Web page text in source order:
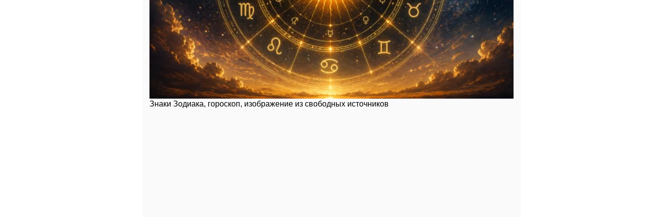
Знаки Зодиака, гороскоп, изображение из свободных источников